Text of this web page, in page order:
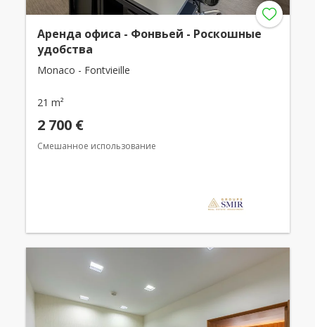
Аренда офиса - Фонвьей - Роскошные
удобства
Monaco - Fontvieille
21 m²
2 700 €
Смешанное использование